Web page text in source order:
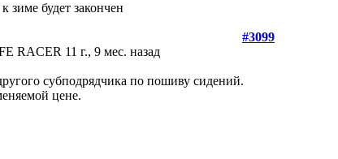
зиме будет закончен
#3099
RACER 11 г., 9 мес. назад
субподрядчика по пошиву сидений.
цене.